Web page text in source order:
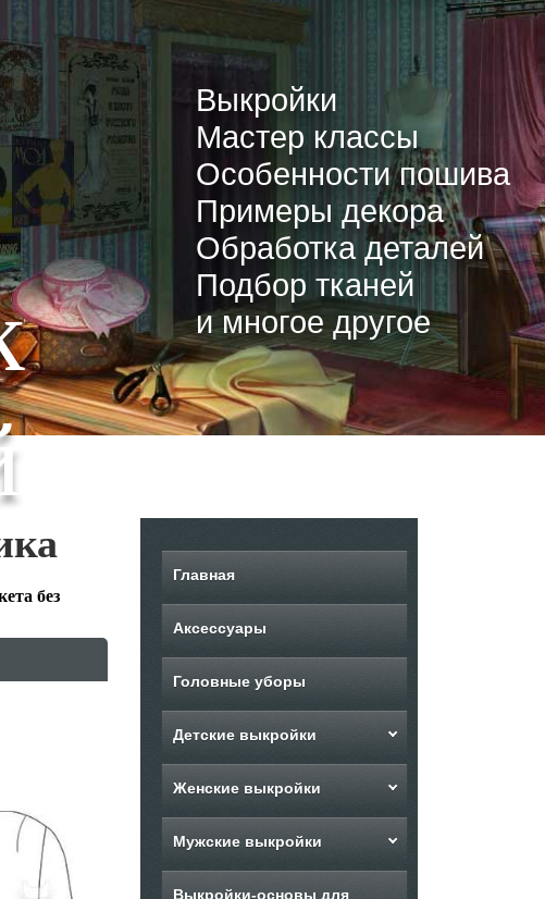
Выкройки
Мастер классы
Особенности пошива
Примеры декора
Обработка деталей
Подбор тканей
и многое другое
без
Главная
Аксессуары
Головные уборы
Детские выкройки
Женские выкройки
Мужские выкройки
Выкройки-основы для